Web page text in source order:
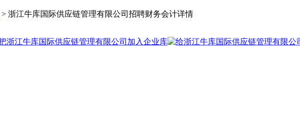
> 浙江牛库国际供应链管理有限公司招聘财务会计详情